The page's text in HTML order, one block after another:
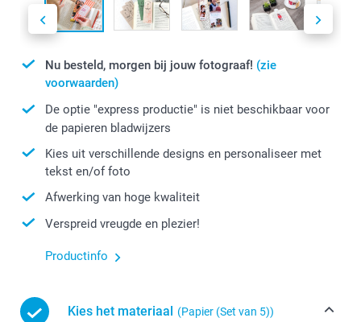
Nu besteld, morgen bij jouw fotograaf! (zie
voorwaarden)
De optie "express productie" is niet beschikbaar voor
de papieren bladwijzers
Kies uit verschillende designs en personaliseer met
tekst en/of foto
Afwerking van hoge kwaliteit
Verspreid vreugde en plezier!
Productinfo
Kies het materiaal (Papier (Set van 5))